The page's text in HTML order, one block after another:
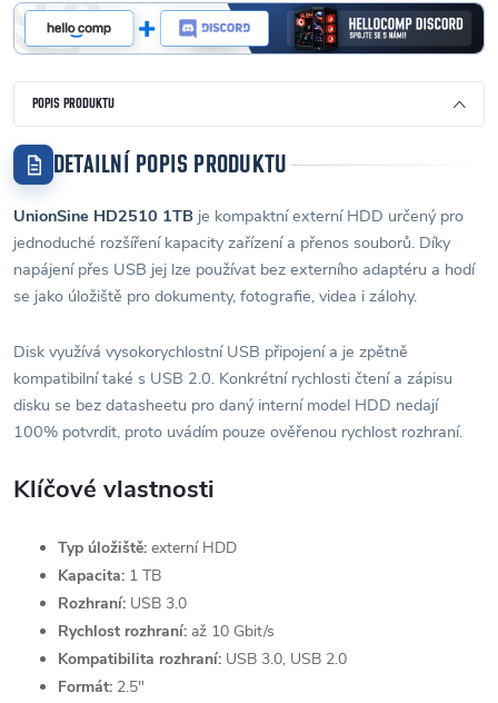
POPIS PRODUKTU
DETAILNÍ POPIS PRODUKTU
UnionSine HD2510 1TB je kompaktní externí HDD určený pro
jednoduché rozšíření kapacity zařízení a přenos souborů. Díky
napájení přes USB jej lze používat bez externího adaptéru a hodí
se jako úložiště pro dokumenty, fotografie, videa i zálohy.
Disk využívá vysokorychlostní USB připojení a je zpětně
kompatibilní také s USB 2.0. Konkrétní rychlosti čtení a zápisu
disku se bez datasheetu pro daný interní model HDD nedají
100% potvrdit, proto uvádím pouze ověřenou rychlost rozhraní.
Klíčové vlastnosti
Typ úložiště: externí HDD
Kapacita: 1 TB
Rozhraní: USB 3.0
Rychlost rozhraní: až 10 Gbit/s
Kompatibilita rozhraní: USB 3.0, USB 2.0
Formát: 2.5"